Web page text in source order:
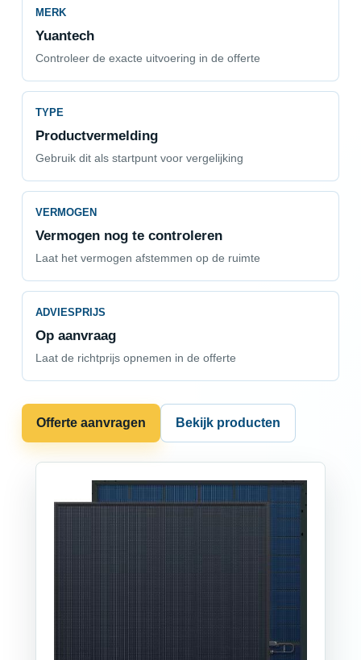
MERK
Yuantech
Controleer de exacte uitvoering in de offerte
TYPE
Productvermelding
Gebruik dit als startpunt voor vergelijking
VERMOGEN
Vermogen nog te controleren
Laat het vermogen afstemmen op de ruimte
ADVIESPRIJS
Op aanvraag
Laat de richtprijs opnemen in de offerte
Offerte aanvragen Bekijk producten